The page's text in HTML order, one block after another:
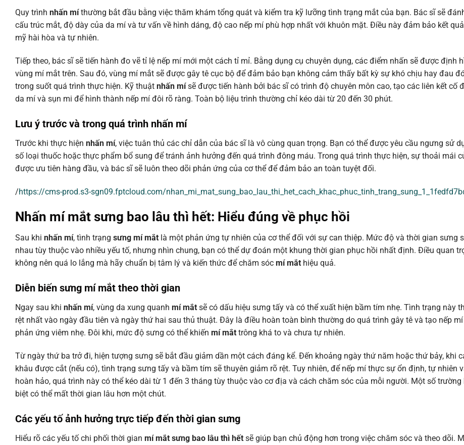
Quy trình nhấn míthường bắt đầu bằng việc thăm khám tổng quát và kiểm tra kỹ lưỡng tình trạng mắt của bạn. Bác sĩ sẽ
cấu trúc mắt, độ dày của da mí và tư vấn về hình dáng, độ cao nếp mí phù hợp nhất với khuôn mặt. Điều này đảm bảo kết
mỹ hài hòa và tự nhiên.
Tiếp theo, bác sĩ sẽ tiến hành đo vẽ tỉ lệ nếp mí mới một cách tỉ mỉ. Bằng dụng cụ chuyên dụng, các điểm nhấn sẽ được định
vùng mí mắt trên. Sau đó, vùng mí mắt sẽ được gây tê cục bộ để đảm bảo bạn không cảm thấy bất kỳ sự khó chịu hay đau
trong suốt quá trình thực hiện. Kỹ thuật nhấn mísẽ được tiến hành bởi bác sĩ có trình độ chuyên môn cao, tạo các liên kết cố
da mí và sụn mi để hình thành nếp mí đôi rõ ràng. Toàn bộ liệu trình thường chỉ kéo dài từ 20 đến 30 phút.
Lưu ý trước và trong quá trình nhấn mí
Trước khi thực hiện nhấn mí, việc tuân thủ các chỉ dẫn của bác sĩ là vô cùng quan trọng. Bạn có thể được yêu cầu ngưng sử
số loại thuốc hoặc thực phẩm bổ sung để tránh ảnh hưởng đến quá trình đông máu. Trong quá trình thực hiện, sự thoải mái
được ưu tiên hàng đầu, và bác sĩ sẽ luôn theo dõi phản ứng của cơ thể để đảm bảo an toàn tuyệt đối.
/https://cms-prod.s3-sgn09.fptcloud.com/
Nhấn mí mắt sưng bao lâu thì hết: Hiểu đúng về phục hồi
Sau khi nhấn mí, tình trạng sưng mí mắt là một phản ứng tự nhiên của cơ thể đối với sự can thiệp. Mức độ và thời gian sưng
nhau tùy thuộc vào nhiều yếu tố, nhưng nhìn chung, bạn có thể dự đoán một khung thời gian phục hồi nhất định. Điều quan
không nên quá lo lắng mà hãy chuẩn bị tâm lý và kiến thức để chăm sóc mí mắt hiệu quả.
Diễn biến sưng mí mắt theo thời gian
Ngay sau khi nhấn mí, vùng da xung quanh mí mắt sẽ có dấu hiệu sưng tấy và có thể xuất hiện bầm tím nhẹ. Tình trạng này
rệt nhất vào ngày đầu tiên và ngày thứ hai sau thủ thuật. Đây là điều hoàn toàn bình thường do quá trình gây tê và tạo nếp
phản ứng viêm nhẹ. Đôi khi, mức độ sưng có thể khiến mí mắt trông khá to và chưa tự nhiên.
Từ ngày thứ ba trở đi, hiện tượng sưng sẽ bắt đầu giảm dần một cách đáng kể. Đến khoảng ngày thứ năm hoặc thứ bảy, khi
khâu được cắt (nếu có), tình trạng sưng tấy và bầm tím sẽ thuyên giảm rõ rệt. Tuy nhiên, để nếp mí thực sự ổn định, tự nhiên
hoàn hảo, quá trình này có thể kéo dài từ 1 đến 3 tháng tùy thuộc vào cơ địa và cách chăm sóc của mỗi người. Một số trường
biệt có thể mất thời gian lâu hơn một chút.
Các yếu tố ảnh hưởng trực tiếp đến thời gian sưng
Hiểu rõ các yếu tố chi phối thời gian mí mắt sưng bao lâu thì hết sẽ giúp bạn chủ động hơn trong việc chăm sóc và theo dõi.